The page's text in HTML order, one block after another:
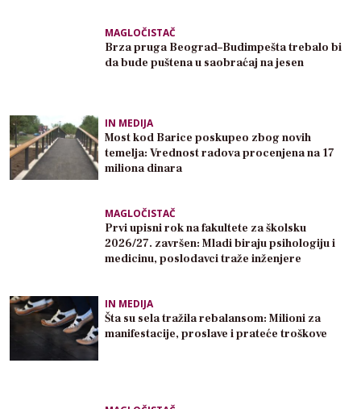
MAGLOČISTAČ
Brza pruga Beograd–Budimpešta trebalo bi
da bude puštena u saobraćaj na jesen
IN MEDIJA
Most kod Barice poskupeo zbog novih
temelja: Vrednost radova procenjena na 17
miliona dinara
MAGLOČISTAČ
Prvi upisni rok na fakultete za školsku
2026/27. završen: Mladi biraju psihologiju i
medicinu, poslodavci traže inženjere
IN MEDIJA
Šta su sela tražila rebalansom: Milioni za
manifestacije, proslave i prateće troškove